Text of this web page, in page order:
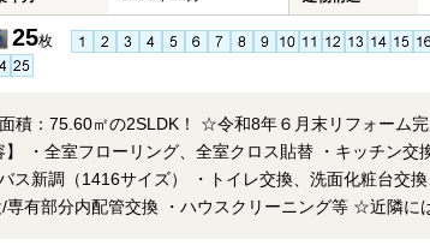
25枚
積：75.60㎡の2SLDK！ ☆令和8年６月末リフォーム
・全室フローリング、全室クロス貼替 ・キッチン交
ス新調（1416サイズ） ・トイレ交換、洗面化粧台交
管交換 ・ハウスクリーニング等 ☆近隣にはスーパー、コンビ